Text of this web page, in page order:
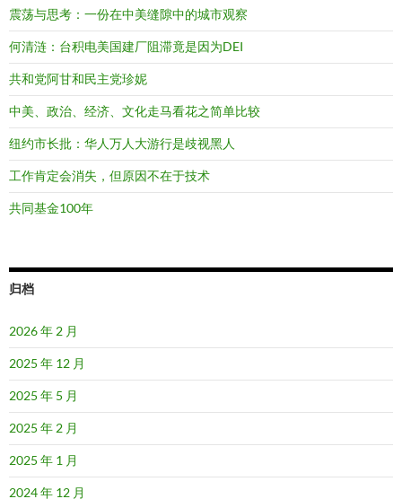
震荡与思考：一份在中美缝隙中的城市观察
何清涟：台积电美国建厂阻滞竟是因为DEI
共和党阿甘和民主党珍妮
中美、政治、经济、文化走马看花之简单比较
纽约市长批：华人万人大游行是歧视黑人
工作肯定会消失，但原因不在于技术
共同基金100年
归档
2026 年 2 月
2025 年 12 月
2025 年 5 月
2025 年 2 月
2025 年 1 月
2024 年 12 月